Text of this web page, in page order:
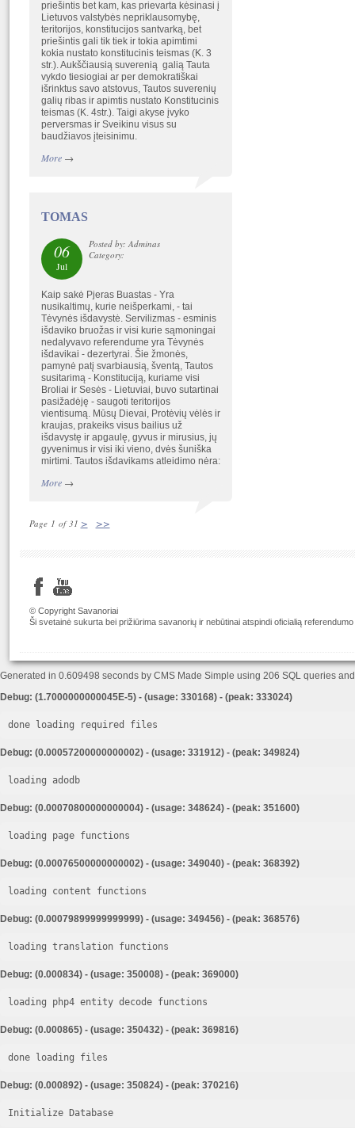
priešintis bet kam, kas prievarta kėsinasi į
Lietuvos valstybės nepriklausomybę,
teritorijos, konstitucijos santvarką, bet
priešintis gali tik tiek ir tokia apimtimi
kokia nustato konstitucinis teismas (K. 3
str.). Aukščiausią suverenią galią Tauta
vykdo tiesiogiai ar per demokratiškai
išrinktus savo atstovus, Tautos suverenių
galių ribas ir apimtis nustato Konstitucinis
teismas (K. 4str.). Taigi akyse įvyko
perversmas ir Sveikinu visus su
baudžiavos įteisinimu.
More→
TOMAS
06
Jul
Posted by: Adminas
Category:
Kaip sakė Pjeras Buastas - Yra
nusikaltimų, kurie neišperkami, - tai
Tėvynės išdavystė. Servilizmas - esminis
išdaviko bruožas ir visi kurie sąmoningai
nedalyvavo referendume yra Tėvynės
išdavikai - dezertyrai. Šie žmonės,
pamynė patį svarbiausią, šventą, Tautos
susitarimą - Konstituciją, kuriame visi
Broliai ir Sesės - Lietuviai, buvo sutartinai
pasižadėję - saugoti teritorijos
vientisumą. Mūsų Dievai, Protėvių vėlės ir
kraujas, prakeiks visus bailius už
išdavystę ir apgaulę, gyvus ir mirusius, jų
gyvenimus ir visi iki vieno, dvės šuniška
mirtimi. Tautos išdavikams atleidimo nėra:
More→
Page 1 of 31 > >>
© Copyright Savanoriai
Ši svetainė sukurta bei prižiūrima savanorių ir nebūtinai atspindi oficialią
Generated in 0.609498 seconds by CMS Made Simple using 206 SQL queries
Debug: (1.7000000000045E-5) - (usage: 330168) - (peak: 333024)
done loading required files
Debug: (0.00057200000000002) - (usage: 331912) - (peak: 349824)
loading adodb
Debug: (0.00070800000000004) - (usage: 348624) - (peak: 351600)
loading page functions
Debug: (0.00076500000000002) - (usage: 349040) - (peak: 368392)
loading content functions
Debug: (0.00079899999999999) - (usage: 349456) - (peak: 368576)
loading translation functions
Debug: (0.000834) - (usage: 350008) - (peak: 369000)
loading php4 entity decode functions
Debug: (0.000865) - (usage: 350432) - (peak: 369816)
done loading files
Debug: (0.000892) - (usage: 350824) - (peak: 370216)
Initialize Database